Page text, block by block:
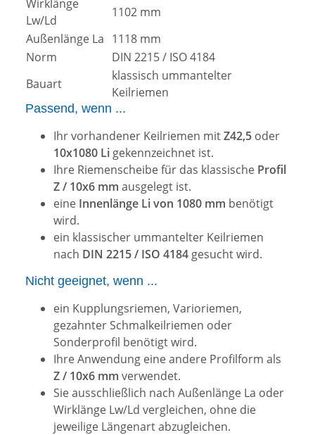
Wirklänge
Lw/Ld
1102 mm
Außenlänge La 1118 mm
Norm
DIN 2215 / ISO 4184
Bauart
klassisch ummantelter
Keilriemen
Passend, wenn ...
Ihr vorhandener Keilriemen mitZ42,5 oder
10x1080 Li gekennzeichnet ist.
Ihre Riemenscheibe für das klassische Profil
Z / 10x6 mm ausgelegt ist.
eine Innenlänge Li von 1080 mm benötigt
wird.
ein klassischer ummantelter Keilriemen
nach DIN 2215 / ISO 4184 gesucht wird.
Nicht geeignet, wenn ...
ein Kupplungsriemen, Varioriemen,
gezahnter Schmalkeilriemen oder
Sonderprofil benötigt wird.
Ihre Anwendung eine andere Profilform als
Z / 10x6 mm verwendet.
Sie ausschließlich nach Außenlänge La oder
Wirklänge Lw/Ld vergleichen, ohne die
jeweilige Längenart abzugleichen.